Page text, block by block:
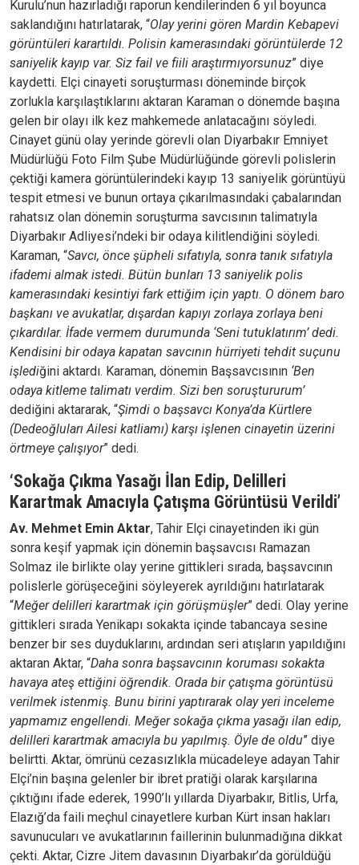
Kurulu’nun hazırladığı raporun kendilerinden 6 yıl boyunca
saklandığını hatırlatarak, “Olay yerini gören Mardin Kebapevi
görüntüleri karartıldı. Polisin kamerasındaki görüntülerde 12
saniyelik kayıp var. Siz fail ve fiili araştırmıyorsunuz” diye
kaydetti. Elçi cinayeti soruşturması döneminde birçok
zorlukla karşılaştıklarını aktaran Karaman o dönemde başına
gelen bir olayı ilk kez mahkemede anlatacağını söyledi.
Cinayet günü olay yerinde görevli olan Diyarbakır Emniyet
Müdürlüğü Foto Film Şube Müdürlüğünde görevli polislerin
çektiği kamera görüntülerindeki kayıp 13 saniyelik görüntüyü
tespit etmesi ve bunun ortaya çıkarılmasındaki çabalarından
rahatsız olan dönemin soruşturma savcısının talimatıyla
Diyarbakır Adliyesi’ndeki bir odaya kilitlendiğini söyledi.
Karaman, “Savcı, önce şüpheli sıfatıyla, sonra tanık sıfatıyla
ifademi almak istedi. Bütün bunları 13 saniyelik polis
kamerasındaki kesintiyi fark ettiğim için yaptı. O dönem baro
başkanı ve avukatlar, dışardan kapıyı zorlaya zorlaya beni
çıkardılar. İfade vermem durumunda ‘Seni tutuklatırım’ dedi.
Kendisini bir odaya kapatan savcının hürriyeti tehdit suçunu
işlediğini aktardı. Karaman, dönemin Başsavcısının ‘Ben
odaya kitleme talimatı verdim. Sizi ben soruştururum’
dediğini aktararak, “Şimdi o başsavcı Konya’da Kürtlere
(Dedeoğluları Ailesi katliamı) karşı işlenen cinayetin üzerini
örtmeye çalışıyor” dedi.
‘Sokağa Çıkma Yasağı İlan Edip, Delilleri
Karartmak Amacıyla Çatışma Görüntüsü Verildi’
Av. Mehmet Emin Aktar, Tahir Elçi cinayetinden iki gün
sonra keşif yapmak için dönemin başsavcısı Ramazan
Solmaz ile birlikte olay yerine gittikleri sırada, başsavcının
polislerle görüşeceğini söyleyerek ayrıldığını hatırlatarak
“Meğer delilleri karartmak için görüşmüşler” dedi. Olay yerine
gittikleri sırada Yenikapı sokakta içinde tabancaya sesine
benzer bir ses duyduklarını, ardından seri atışların yapıldığını
aktaran Aktar, “Daha sonra başsavcının koruması sokakta
havaya ateş ettiğini öğrendik. Orada bir çatışma görüntüsü
verilmek istenmiş. Bunu birini yaptırarak olay yeri inceleme
yapmamız engellendi. Meğer sokağa çıkma yasağı ilan edip,
delilleri karartmak amacıyla bu yapılmış. Öyle de oldu” diye
belirtti. Aktar, ömrünü cezasızlıkla mücadeleye adayan Tahir
Elçi’nin başına gelenler bir ibret pratiği olarak karşılarına
çıktığını ifade ederek, 1990’lı yıllarda Diyarbakır, Bitlis, Urfa,
Elazığ’da faili meçhul cinayetlere kurban Kürt insan hakları
savunucuları ve avukatlarının faillerinin bulunmadığına dikkat
çekti. Aktar, Cizre Jitem davasının Diyarbakır’da görüldüğü